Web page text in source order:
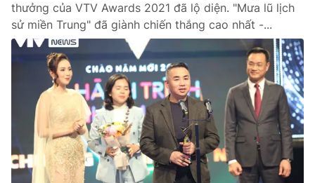
thưởng của VTV Awards 2021 đã lộ diện. "Mưa lũ lịch
sử miền Trung" đã giành chiến thắng cao nhất -...